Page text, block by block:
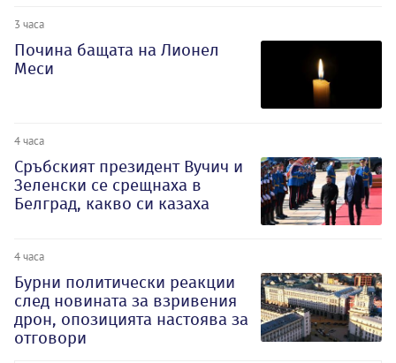
3 часа
Почина бащата на Лионел
Меси
4 часа
Сръбският президент Вучич и
Зеленски се срещнаха в
Белград, какво си казаха
4 часа
Бурни политически реакции
след новината за взривения
дрон, опозицията настоява за
отговори